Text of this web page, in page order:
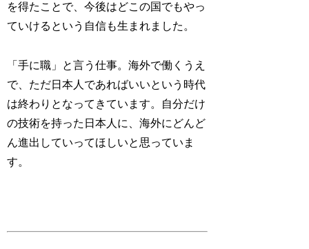
を得たことで、今後はどこの国でもやっ
ていけるという自信も生まれました。
「手に職」と言う仕事。海外で働くうえ
で、ただ日本人であればいいという時代
は終わりとなってきています。自分だけ
の技術を持った日本人に、海外にどんど
ん進出していってほしいと思っていま
す。